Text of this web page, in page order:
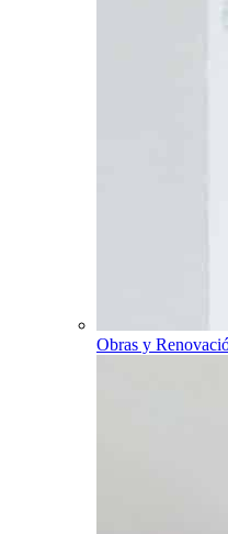
Obras y